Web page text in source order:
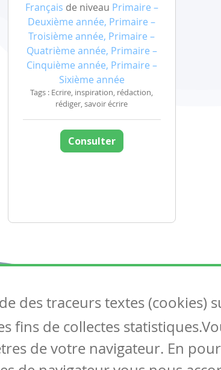
Français de niveau Primaire –
Deuxième année, Primaire –
Troisième année, Primaire –
Quatrième année, Primaire –
Cinquième année, Primaire –
Sixième année
Tags : Ecrire, inspiration, rédaction,
rédiger, savoir écrire
Consulter
les articles
DYS
des traceurs textes (cookies)
fins de collectes
de votre navigateur. En